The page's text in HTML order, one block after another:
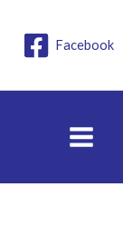
Facebook